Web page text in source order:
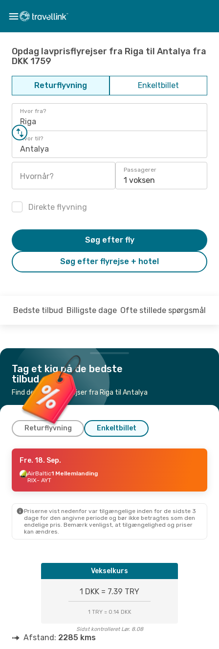
Opdag lavprisflyrejser fra Riga til Antalya fra
DKK 1759
Returflyvning Enkeltbillet
Hvor fra?
Riga
Hvor til?
Antalya
Hvornår?
Passagerer
1 voksen
Direkte flyvning
Søg efter flyrejse + hotel
Søg efter fly
Bedste tilbud Billigste dage Ofte stillede spørgsmål
Tag et kig på de bedste
tilbud
Find de billigste flyrejser fra Riga til Antalya
Returflyvning Enkeltbillet
Man. 21. Sep.
Turkish Airlines
1 Mellemlanding
Turkish Airlines
AYT
Fre. 18. Sep.
AirBaltic1 Mellemlanding
RIX- AYT
Priserne vist nedenfor var tilgængelige inden for de sidste 3
dage for den angivne periode og bør ikke betragtes som den
endelige pris. Bemærk venligst, at tilgængelighed og priser
kan ændres.
Vekselkurs
1 DKK = 7.39 TRY
1 TRY = 0.14 DKK
Sidst kontrolleret Lør. 8.08
Afstand: 2285 kms